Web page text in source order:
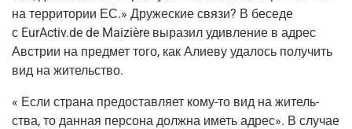
на тер­ри­то­рии ЕС.» Дру­же­ские свя­зи? В бесе­де
с EurActiv.de de Maizière выра­зил удив­ле­ние в адрес
Австрии на пред­мет того, как Али­е­ву уда­лось полу­чить
вид на жительство.
« Если стра­на предо­став­ля­ет кому-то вид на житель­
ства, то дан­ная пер­со­на долж­на иметь адрес». В слу­чае